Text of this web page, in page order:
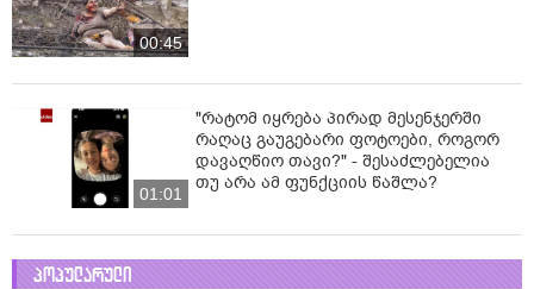
00:45
01:01
"რატომ იყრება პირად მესენჯერში
რაღაც გაუგებარი ფოტოები, როგორ
დავაღწიო თავი?" - შესაძლებელია
თუ არა ამ ფუნქციის წაშლა?
პოპულარული